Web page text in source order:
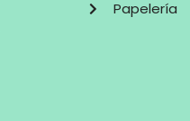
Papelería